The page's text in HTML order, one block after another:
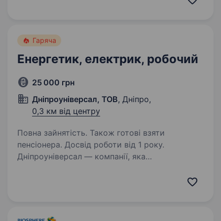
Гаряча
Енергетик, електрик, робочий
25 000 грн
Дніпроуніверсал, ТОВ, Дніпро,
0,3 км від центру
Повна зайнятість. Також готові взяти
пенсіонера. Досвід роботи від 1 року.
Дніпроуніверсал — компанії, яка
ідеальному стані. Якщо ви відповідальний,…